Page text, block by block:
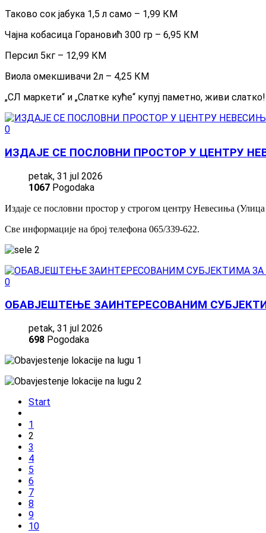
Таково сок јабука 1,5 л само – 1,99 КМ
Чајна кобасица Горановић 300 гр – 6,95 КМ
Персил 5кг – 12,99 КМ
Виола омекшивачи 2л – 4,25 КМ
„СЛ маркети“ и „Слатке куће“ купуј паметно, живи слатко!
0
ИЗДАЈЕ СЕ ПОСЛОВНИ ПРОСТОР У ЦЕНТРУ
petak, 31 jul 2026
1067 Pogodaka
Издаје се пословни простор у строгом центру Невесиња
Све информације на број телефона 065/339-622.
0
ОБАВЈЕШТЕЊЕ ЗАИНТЕРЕСОВАНИМ
petak, 31 jul 2026
698 Pogodaka
Start
1
2
3
4
5
6
7
8
9
10